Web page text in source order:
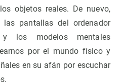
objetos reales. De nuevo,
las pantallas del ordenador
los modelos mentales
por el mundo físico y
en su afán por escuchar